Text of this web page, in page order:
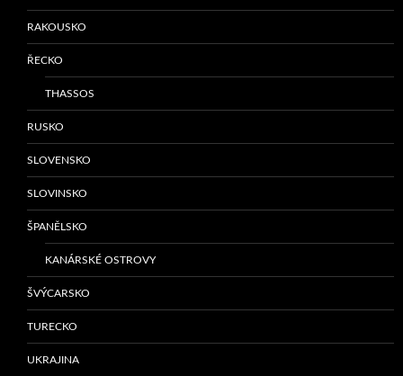
RAKOUSKO
ŘECKO
THASSOS
RUSKO
SLOVENSKO
SLOVINSKO
ŠPANĚLSKO
KANÁRSKÉ OSTROVY
ŠVÝCARSKO
TURECKO
UKRAJINA